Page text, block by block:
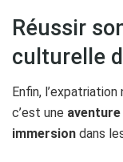
Réussir
culturelle
Enfin,
c’est une aventure
immersion dans